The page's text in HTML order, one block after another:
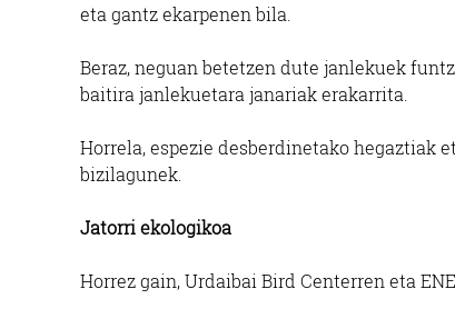
eta gantz ekarpenen bila.
Beraz, neguan betetzen dute janlekuek
baitira janlekuetara janariak erakarrita.
Horrela, espezie desberdinetako hegaztiak
bizilagunek.
Jatorri ekologikoa
Horrez gain, Urdaibai Bird Centerren eta